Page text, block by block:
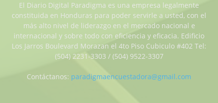
El Diario Digital Paradigma es una empresa legalmente
constituida en Honduras para poder servirle a usted, con el
más alto nivel de liderazgo en el mercado nacional e
internacional y sobre todo con eficiencia y eficacia. Edificio
Los Jarros Boulevard Morazan el 4to Piso Cubiculo #402 Tel:
(504) 2231-3303 / (504) 9522-3307
Contáctanos: paradigmaencuestadora@gmail.com